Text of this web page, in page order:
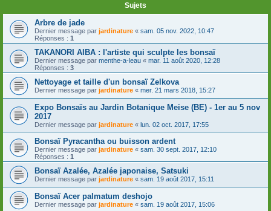
Sujets
Arbre de jade
Dernier message par jardinature « sam. 05 nov. 2022, 10:47
Réponses : 1
TAKANORI AIBA : l'artiste qui sculpte les bonsaï
Dernier message par menthe-a-leau « mar. 11 août 2020, 12:28
Réponses : 3
Nettoyage et taille d'un bonsaï Zelkova
Dernier message par jardinature « mer. 21 mars 2018, 15:27
Expo Bonsaïs au Jardin Botanique Meise (BE) - 1er au 5 nov
2017
Dernier message par jardinature « lun. 02 oct. 2017, 17:55
Bonsaï Pyracantha ou buisson ardent
Dernier message par jardinature « sam. 30 sept. 2017, 12:10
Réponses : 1
Bonsaï Azalée, Azalée japonaise, Satsuki
Dernier message par jardinature « sam. 19 août 2017, 15:11
Bonsaï Acer palmatum deshojo
Dernier message par jardinature « sam. 19 août 2017, 15:06